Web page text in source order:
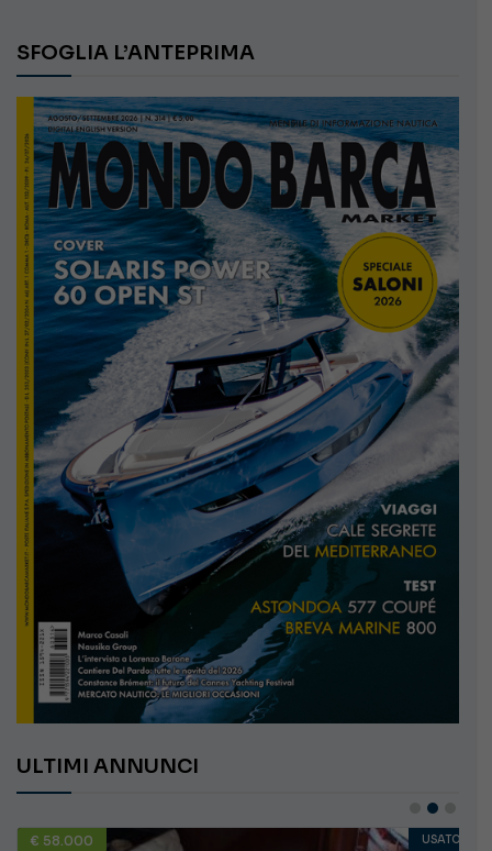
SFOGLIA L’ANTEPRIMA
ULTIMI ANNUNCI
€ 58.000 USATO